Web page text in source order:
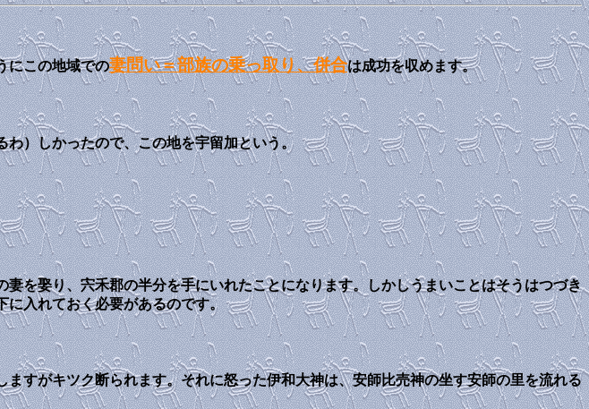
にこの地域での妻問い＝部族の乗っ取り、併合は成功を収めます。
）しかったので、この地を宇留加という。
を娶り、宍禾郡の半分を手にいれたことになります。しかしうまいことはそうはつづき
に入れておく必要があるのです。
すがキツク断られます。それに怒った伊和大神は、安師比売神の坐す安師の里を流れる